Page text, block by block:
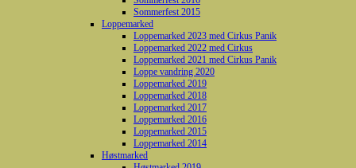
Sommerfest 2015
Loppemarked
Loppemarked 2023 med Cirkus Panik
Loppemarked 2022 med Cirkus
Loppemarked 2021 med Cirkus Panik
Loppe vandring 2020
Loppemarked 2019
Loppemarked 2018
Loppemarked 2017
Loppemarked 2016
Loppemarked 2015
Loppemarked 2014
Høstmarked